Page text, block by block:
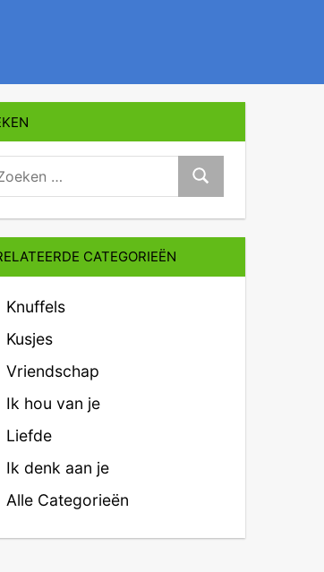
Zoeken
CATEGORIEËN
Knuffels
Kusjes
Vriendschap
Ik hou van je
Liefde
Ik denk aan je
Alle Categorieën